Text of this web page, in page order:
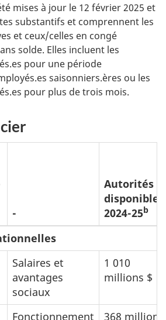
mises à jour le 12 février 2025 et
substantifs et comprennent les
et ceux/celles en congé
solde. Elles incluent les
pour une période
saisonniers.ères ou les
pour plus de trois mois.
-
Autorités
disponibles
2024-25b
Salaires et
avantages
sociaux
1 010
millions $
Fonctionnement
368 millions